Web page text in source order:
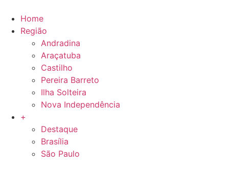
content
Home
Região
Andradina
Araçatuba
Castilho
Pereira Barreto
Ilha Solteira
Nova Independência
+
Destaque
Brasília
São Paulo